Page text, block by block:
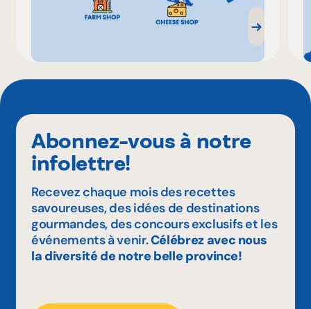
Abonnez-vous à notre
infolettre!
Recevez chaque mois des recettes
savoureuses, des idées de destinations
gourmandes, des concours exclusifs et les
événements à venir.Célébrez avec nous
la diversité de notre belle province!